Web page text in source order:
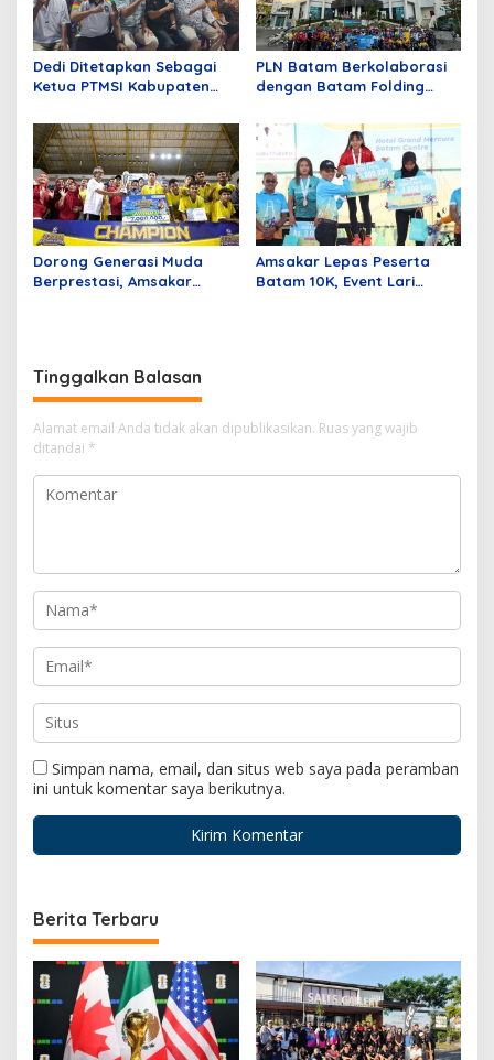
Dedi Ditetapkan Sebagai
Ketua PTMSI Kabupaten
PLN Batam Berkolaborasi
dengan Batam Folding
Hidup Sehat
Dorong Generasi Muda
Berprestasi, Amsakar
Amsakar Lepas Peserta
Batam 10K, Event Lari
Tinggalkan Balasan
Alamat email Anda tidak akan dipublikasikan. Ruas yang wajib
ditandai *
Simpan nama, email, dan situs web saya pada peramban
ini untuk komentar saya berikutnya.
Berita Terbaru